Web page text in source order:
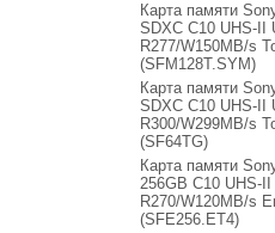
Карта памяти
SDXC C10 UHS-II
R277/W150MB/s
(SFM128T.SYM)
Карта памяти
SDXC C10 UHS-II
R300/W299MB/s
(SF64TG)
Карта памяти
256GB C10 UHS-
R270/W120MB/s
(SFE256.ET4)